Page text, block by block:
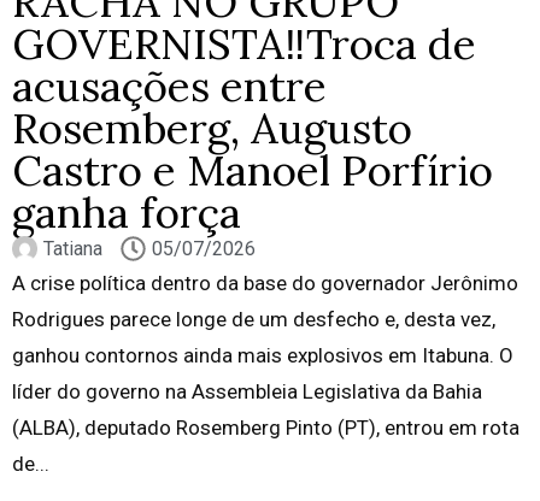
GOVERNISTA‼️Troca de
acusações entre
Rosemberg, Augusto
Castro e Manoel Porfírio
ganha força
Tatiana 05/07/2026
A crise política dentro da base do governador Jerônimo
Rodrigues parece longe de um desfecho e, desta vez,
ganhou contornos ainda mais explosivos em Itabuna. O
líder do governo na Assembleia Legislativa da Bahia
(ALBA), deputado Rosemberg Pinto (PT), entrou em rota
de...